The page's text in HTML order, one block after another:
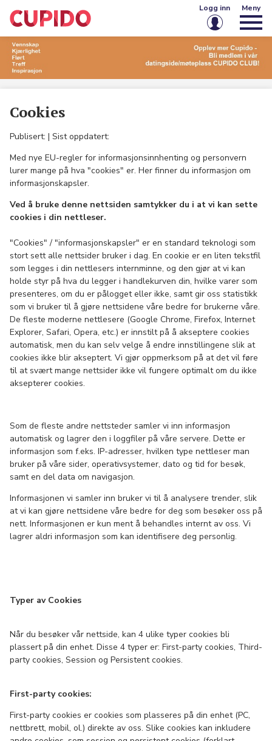
Logg inn
E-post eller brukernavn
Logg inn
Meny
Cookies
Publisert: | Sist oppdatert:
Med nye EU-regler for informasjonsinnhenting og personvern
lurer mange på hva "cookies" er. Her finner du informasjon om
informasjonskapsler.
Ved å bruke denne nettsiden samtykker du i at vi kan sette
cookies i din nettleser.
"Cookies" / "informasjonskapsler" er en standard teknologi som
stort sett alle nettsider bruker i dag. En cookie er en liten tekstfil
som legges i din nettlesers internminne, og den gjør at vi kan
holde styr på hva du legger i handlekurven din, hvilke varer som
presenteres, om du er pålogget eller ikke, samt gir oss statistikk
som vi bruker til å gjøre nettsidene våre bedre for brukerne våre.
De fleste moderne nettlesere (Google Chrome, Firefox, Internet
Explorer, Safari, Opera, etc.) er innstilt på å akseptere cookies
automatisk, men du kan selv velge å endre innstillingene slik at
cookies ikke blir akseptert. Vi gjør oppmerksom på at det vil føre
til at svært mange nettsider ikke vil fungere optimalt om du ikke
aksepterer cookies.
Som de fleste andre nettsteder samler vi inn informasjon
automatisk og lagrer den i loggfiler på våre servere. Dette er
informasjon som f.eks. IP-adresser, hvilken type nettleser man
bruker på våre sider, operativsystemer, dato og tid for besøk,
samt en del data om navigasjon.
Informasjonen vi samler inn bruker vi til å analysere trender, slik
at vi kan gjøre nettsidene våre bedre for deg som besøker oss på
nett. Informasjonen er kun ment å behandles internt av oss. Vi
lagrer aldri informasjon som kan identifisere deg personlig.
Typer av Cookies
Når du besøker vår nettside, kan 4 ulike typer cookies bli
plassert på din enhet. Disse 4 typer er: First-party cookies, Third-
party cookies, Session og Persistent cookies.
First-party cookies:
First-party cookies er cookies som plasseres på din enhet (PC,
nettbrett, mobil, ol.) direkte av oss. Slike cookies kan inkludere